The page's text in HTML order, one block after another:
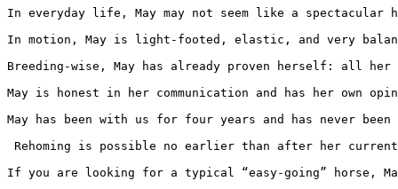
In everyday life, May may not seem like a
In motion, May is light-footed, elastic, and very
Breeding-wise, May has already proven herself: all
May is honest in her communication and has her own
May has been with us for four years and has never
Rehoming is possible no earlier than after her
If you are looking for a typical “easy-going” horse,